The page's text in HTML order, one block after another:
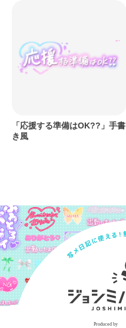
「応援する準備はOK??」手書
き風